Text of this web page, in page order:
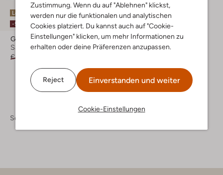
Zustimmung. Wenn du auf "Ablehnen" klickst,
werden nur die funktionalen und analytischen
Cookies platziert. Du kannst auch auf "Cookie-
Einstellungen" klicken, um mehr Informationen zu
erhalten oder deine Präferenzen anzupassen.
Reject Einverstanden und weiter
Cookie-Einstellungen
Letzte Größen
-50%
Gioseppo
Sandalen
€ 54,95
Schuhe